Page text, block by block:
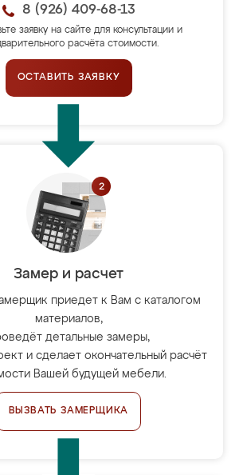
8 (926) 409-68-13
заявку на сайте для консультации и
расчёта стоимости.
ОСТАВИТЬ ЗАЯВКУ
Замер и расчет
приедет к Вам с каталогом
материалов,
детальные замеры,
и сделает окончательный расчёт
Вашей будущей мебели.
ВЫЗВАТЬ ЗАМЕРЩИКА